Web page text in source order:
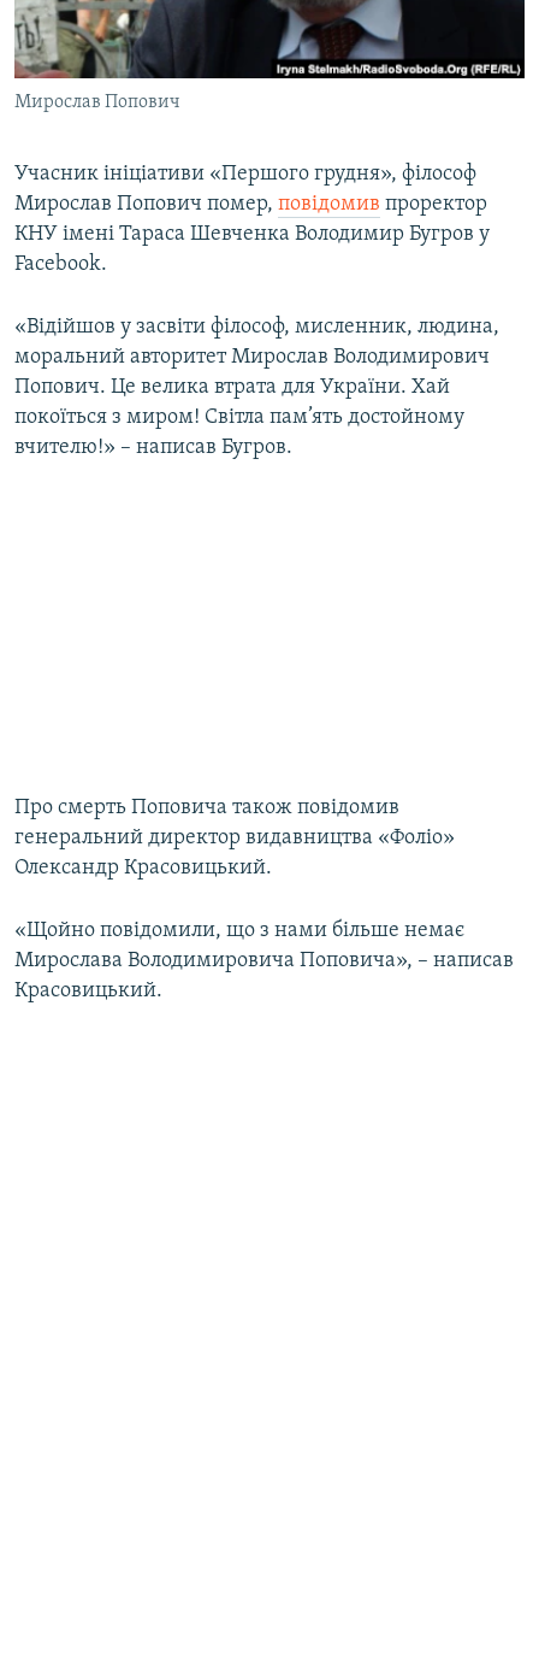
ВІДЕОУРОКИ «ELIFBE»
СВІДЧЕННЯ ОКУПАЦІЇ
УКРАЇНСЬКА ПРОБЛЕМА КРИМУ
Русский
Qırımtatar
Усі сайти RFE/RL
Мирослав Попович
Учасник ініціативи «Першого грудня», філософ
Мирослав Попович помер, повідомив проректор
КНУ імені Тараса Шевченка Володимир Бугров у
Facebook.
«Відійшов у засвіти філософ, мисленник, людина,
моральний авторитет Мирослав Володимирович
Попович. Це велика втрата для України. Хай
покоїться з миром! Світла пам’ять достойному
вчителю!» – написав Бугров.
Про смерть Поповича також повідомив
генеральний директор видавництва «Фоліо»
Олександр Красовицький.
«Щойно повідомили, що з нами більше немає
Мирослава Володимировича Поповича», – написав
Красовицький.